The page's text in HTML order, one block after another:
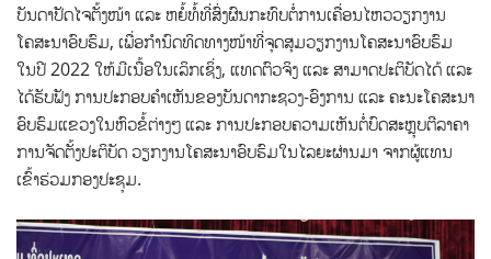
ບັນ​ດາ​ປັດ​ໄຈ​ຕັ້ງ​ໜ້າ ແລະ ຫຍໍ້​ທໍ້ທີ່​ສົ່ງ​ຜົນ​ກະ​ທົບ​ຕໍ່​ການເຄື່ອນໄຫວວຽກງານ
ໂຄສະນາອົບຮົມ, ເພື່ອ​ກຳ​ນົດ​ທິດ​ທາງ​ໜ້າ​ທີ່​ຈຸດ​ສຸມ​ວຽກ​ງານ​ໂຄ​ສະ​ນາ​ອົບ​ຮົມ
ໃນ​ປີ 2022 ໃຫ້​ມີ​ເນື້ອ​ໃນ​ເລິກ​ເຊິ່ງ, ແທດ​ຕົວ​ຈິງ ແລະ ສາ​ມາດ​ປະ​ຕິ​ບັດ​ໄດ້ ແລະ
​ໄດ້ຮັບຟັງ ການປະກອບຄຳເຫັນຂອງບັນດາກະຊວງ-ອົງການ ແລະ ຄະນະໂຄສະນາ
ອົບຮົມແຂວງໃນຫົວຂໍ້ຕ່າງໆ ແລະ ການປະກອບຄວາມເຫັນຕໍ່ບົດສະຫຼຸບຕີລາຄາ
ການຈັດຕັ້ງປະຕິບັດ ວຽກງານໂຄສະນາອົບຮົມໃນໄລຍະຜ່ານມາ ຈາກຜູ້ແທນ
ເຂົ້າຮ່ວມກອງປະຊຸມ.